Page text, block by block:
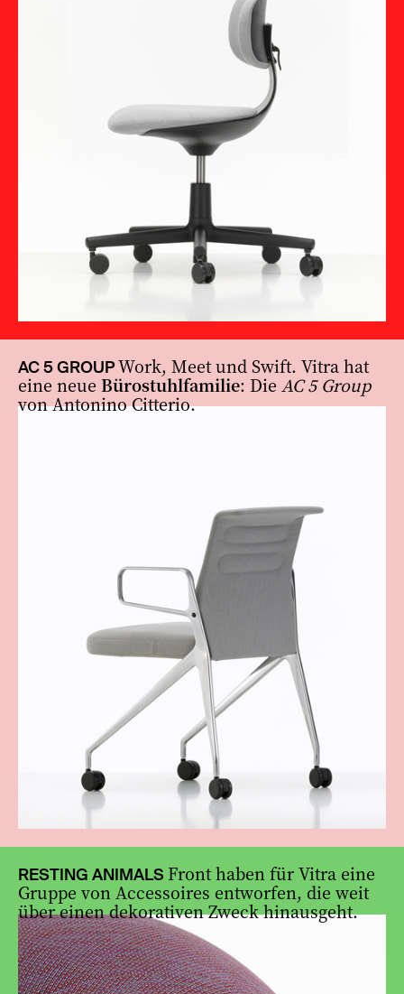
AC 5 GROUPWork, Meet und Swift. Vitra hat
eine neue Bürostuhlfamilie: Die AC 5 Group
von Antonino Citterio.
RESTING ANIMALS Front haben für Vitra eine
Gruppe von Accessoires entworfen, die weit
über einen dekorativen Zweck hinausgeht.